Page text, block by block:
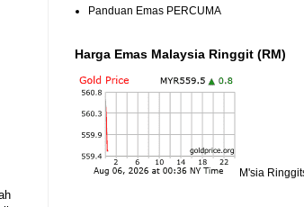
Panduan Emas PERCUMA
Harga Emas Malaysia Ringgit (RM)
M'sia